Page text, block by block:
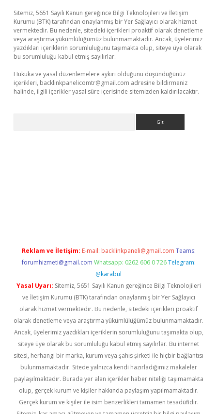
Sitemiz, 5651 Sayılı Kanun gereğince Bilgi Teknolojileri ve İletişim
Kurumu (BTK) tarafından onaylanmış bir Yer Sağlayıcı olarak hizmet
vermektedir. Bu nedenle, sitedeki içerikleri proaktif olarak denetleme
veya araştırma yükümlülüğümüz bulunmamaktadır. Ancak, üyelerimiz
yazdıkları içeriklerin sorumluluğunu taşımakta olup, siteye üye olarak
bu sorumluluğu kabul etmiş sayılırlar.
Hukuka ve yasal düzenlemelere aykırı olduğunu düşündüğünüz
içerikleri, backlinkpanelicomtr@gmail.com adresine bildirmeniz
halinde, ilgili içerikler yasal süre içerisinde sitemizden kaldırılacaktır.
Reklam ve İletişim: E-mail: backlinkpaneli@gmail.com Teams:
forumhizmeti@gmail.com Whatsapp: 0262 606 0 726 Telegram:
@karabul
Yasal Uyarı: Sitemiz, 5651 Sayılı Kanun gereğince Bilgi Teknolojileri
ve İletişim Kurumu (BTK) tarafından onaylanmış bir Yer Sağlayıcı
olarak hizmet vermektedir. Bu nedenle, sitedeki içerikleri proaktif
olarak denetleme veya araştırma yükümlülüğümüz bulunmamaktadır.
Ancak, üyelerimiz yazdıkları içeriklerin sorumluluğunu taşımakta olup,
siteye üye olarak bu sorumluluğu kabul etmiş sayılırlar. Bu internet
sitesi, herhangi bir marka, kurum veya şahıs şirketi ile hiçbir bağlantısı
bulunmamaktadır. Sitede yalnızca kendi hazırladığımız makaleler
paylaşılmaktadır. Burada yer alan içerikler haber niteliği taşımamakta
olup, gerçek kurum ve kişiler hakkında paylaşım yapılmamaktadır.
Gerçek kurum ve kişiler ile isim benzerlikleri tamamen tesadüfidir.